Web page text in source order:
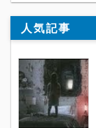
人気記事